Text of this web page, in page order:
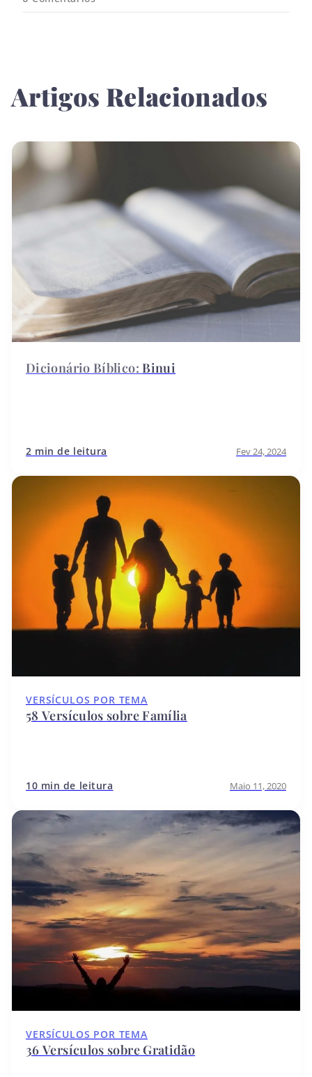
Artigos Relacionados
Binui
2 min de leitura Fev 24, 2024
VERSÍCULOS POR TEMA
58 Versículos sobre Família
10 min de leitura Maio 11, 2020
VERSÍCULOS POR TEMA
36 Versículos sobre Gratidão